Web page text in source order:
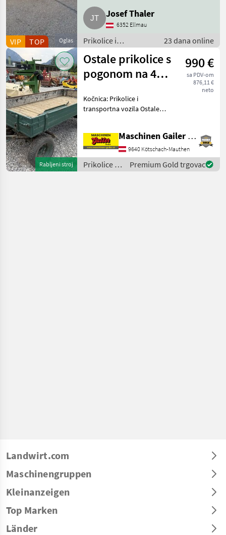
Oglas
VIP TOP
Josef Thaler
6352 Ellmau
Prikolice i
transportna vozila /
Ostale prikolice
23 dana online
Rabljeni stroj
Ostale prikolice s
pogonom na 4
990 €
sa PDV-om
876,11 €
neto
Kočnica: Prikolice i
transportna vozila Ostale
Maschinen Gailer GmbH
9640 Kötschach-Mauthen
Prikolice i
transportna
Premium Gold trgovac
Landwirt.com
Maschinengruppen
Kleinanzeigen
Top Marken
Länder